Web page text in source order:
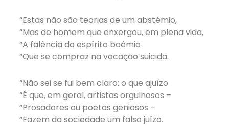
“Estas não são teorias de um abstémio,
“Mas de homem que enxergou, em plena vida,
“A falência do espírito boémio
“Que se compraz na vocação suicida.
“Não sei se fui bem claro: o que ajuízo
“É que, em geral, artistas orgulhosos –
“Prosadores ou poetas geniosos –
“Fazem da sociedade um falso juízo.